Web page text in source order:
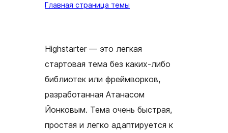
Главная страница темы
Highstarter — это легкая
стартовая тема без каких-либо
библиотек или фреймворков,
разработанная Атанасом
Йонковым. Тема очень быстрая,
простая и легко адаптируется к